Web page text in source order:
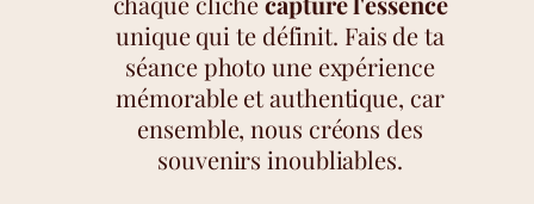
unique qui te définit. Fais de ta
séance photo une expérience
mémorable et authentique, car
ensemble, nous créons des
souvenirs inoubliables.